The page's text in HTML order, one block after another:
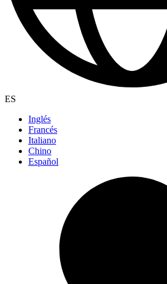
ES
Inglés
Francés
Italiano
Chino
Español